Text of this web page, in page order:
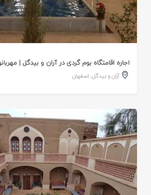
اجاره اقامتگاه بوم گردی در آران و بیدگل |
آران و بیدگل, اصفهان